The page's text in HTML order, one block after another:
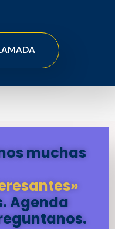
muchas
Agenda